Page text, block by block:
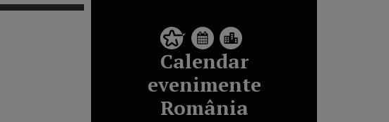
Calendar
evenimente
România